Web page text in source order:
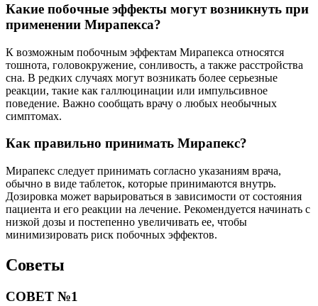
Какие побочные эффекты могут возникнуть при
применении Мирапекса?
К возможным побочным эффектам Мирапекса относятся
тошнота, головокружение, сонливость, а также расстройства
сна. В редких случаях могут возникать более серьезные
реакции, такие как галлюцинации или импульсивное
поведение. Важно сообщать врачу о любых необычных
симптомах.
Как правильно принимать Мирапекс?
Мирапекс следует принимать согласно указаниям врача,
обычно в виде таблеток, которые принимаются внутрь.
Дозировка может варьироваться в зависимости от состояния
пациента и его реакции на лечение. Рекомендуется начинать с
низкой дозы и постепенно увеличивать ее, чтобы
минимизировать риск побочных эффектов.
Советы
СОВЕТ №1